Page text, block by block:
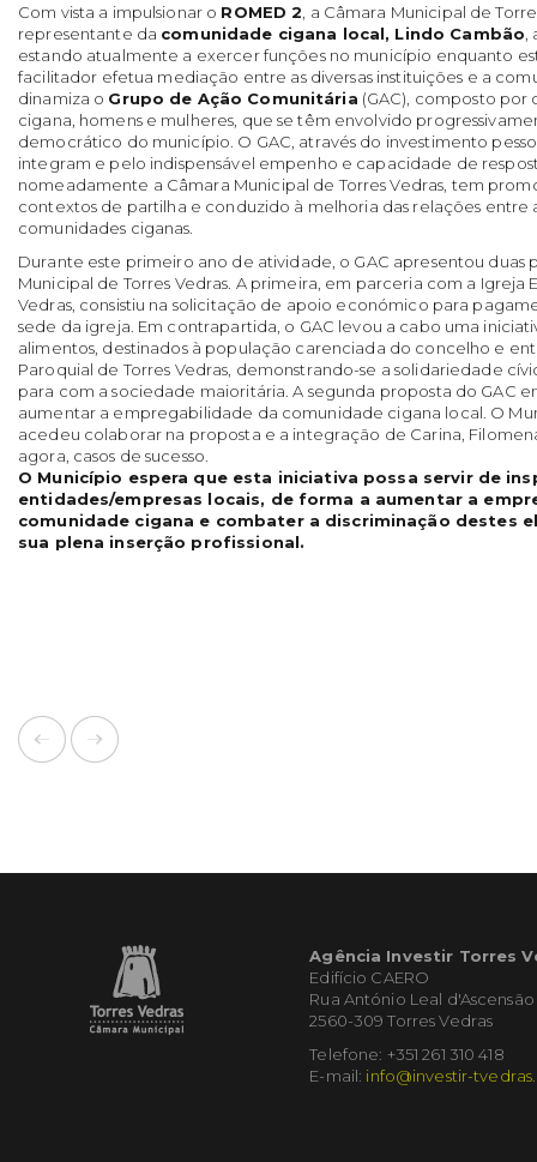
Com vista a impulsionar o ROMED 2 , a Câmara Municipal de
representante da comunidade cigana local, Lindo Cambão
estando atualmente a exercer funções no município enquanto
facilitador efetua mediação entre as diversas instituições e a
dinamiza o Grupo de Ação Comunitária (GAC), composto
cigana, homens e mulheres, que se têm envolvido
democrático do município. O GAC, através do investimento
integram e pelo indispensável empenho e capacidade de
nomeadamente a Câmara Municipal de Torres Vedras, tem
contextos de partilha e conduzido à melhoria das relações entre
comunidades ciganas.
Durante este primeiro ano de atividade, o GAC apresentou duas
Municipal de Torres Vedras. A primeira, em parceria com a Igreja
Vedras, consistiu na solicitação de apoio económico para
sede da igreja. Em contrapartida, o GAC levou a cabo uma
alimentos, destinados à população carenciada do concelho e
Paroquial de Torres Vedras, demonstrando-se a solidariedade
para com a sociedade maioritária. A segunda proposta do GAC
aumentar a empregabilidade da comunidade cigana local. O
acedeu colaborar na proposta e a integração de Carina,
agora, casos de sucesso.
O Município espera que esta iniciativa possa servir de
entidades/empresas locais, de forma a aumentar a
comunidade cigana e combater a discriminação destes
sua plena inserção profissional.
Agência Investir Torres
Edifício CAERO
Rua António Leal d'Ascensão
2560-309 Torres Vedras
Telefone: +351 261 310 418
E-mail: info@investir-